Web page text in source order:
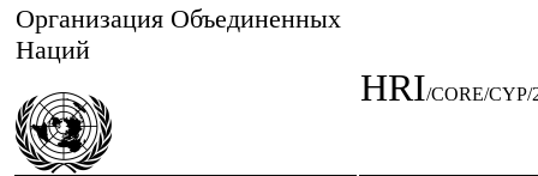
Организация Объединенных
Наций
HRI/CORE/CYP/